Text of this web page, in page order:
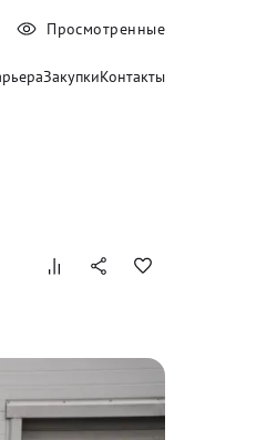
ЗакупкиКонтакты
Просмотренные